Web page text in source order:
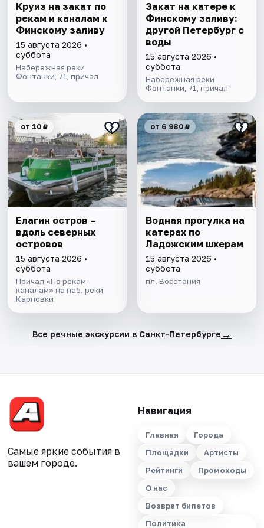
Круиз на закат по
рекам и каналам к
Финскому заливу
15 августа 2026 •
суббота
Набережная реки
Фонтанки, 71, причал
Закат на катере к
Финскому заливу:
другой Петербург с
воды
15 августа 2026 •
суббота
Набережная реки
Фонтанки, 71, причал
от 10 ₽
Елагин остров –
вдоль северных
островов
15 августа 2026 •
суббота
Причал «По рекам-
каналам» на наб. реки
Карповки
от 6 980 ₽
Водная прогулка на
катерах по
Ладожским шхерам
15 августа 2026 •
суббота
пл. Восстания
Все речные экскурсии в Санкт-Петербурге →
Самые яркие события в
вашем городе.
Навигация
Главная
Города
Площадки
Артисты
Рейтинги
Промокоды
О нас
Возврат билетов
Политика